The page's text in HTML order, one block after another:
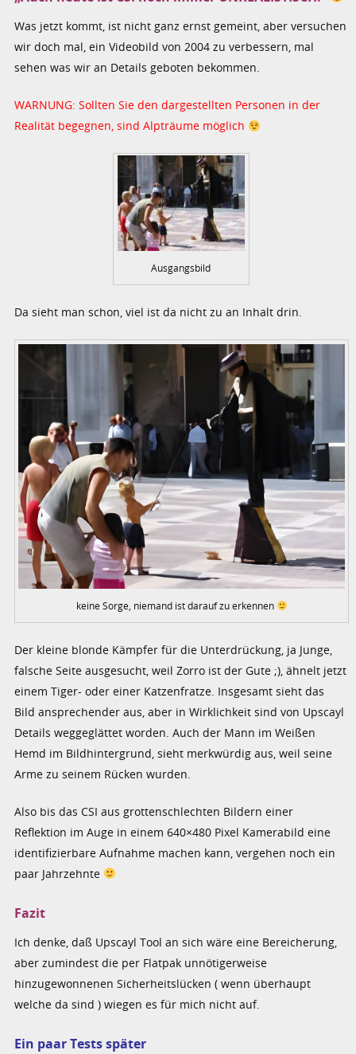
Was jetzt kommt, ist nicht ganz ernst gemeint, aber versuchen
wir doch mal, ein Videobild von 2004 zu verbessern, mal
sehen was wir an Details geboten bekommen.
WARNUNG: Sollten Sie den dargestellten Personen in der
Realität begegnen, sind Alpträume möglich
Ausgangsbild
Da sieht man schon, viel ist da nicht zu an Inhalt drin.
keine Sorge, niemand ist darauf zu erkennen
Der kleine blonde Kämpfer für die Unterdrückung, ja Junge,
falsche Seite ausgesucht, weil Zorro ist der Gute ;), ähnelt jetzt
einem Tiger- oder einer Katzenfratze. Insgesamt sieht das
Bild ansprechender aus, aber in Wirklichkeit sind von Upscayl
Details weggeglättet worden. Auch der Mann im Weißen
Hemd im Bildhintergrund, sieht merkwürdig aus, weil seine
Arme zu seinem Rücken wurden.
Also bis das CSI aus grottenschlechten Bildern einer
Reflektion im Auge in einem 640×480 Pixel Kamerabild eine
identifizierbare Aufnahme machen kann, vergehen noch ein
paar Jahrzehnte
Fazit
Ich denke, daß Upscayl Tool an sich wäre eine Bereicherung,
aber zumindest die per Flatpak unnötigerweise
hinzugewonnenen Sicherheitslücken ( wenn überhaupt
welche da sind ) wiegen es für mich nicht auf.
Ein paar Tests später